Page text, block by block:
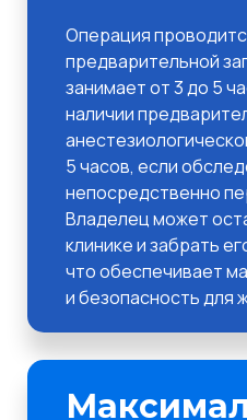
Операция
предварительной
занимает от 3 до 5
наличии
5 часов, если
непосредственно
Владелец может
клинике и забрать
что обеспечивает
и безопасность для